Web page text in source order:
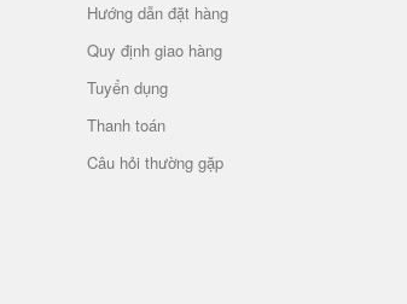
Hướng dẫn đặt hàng
Quy định giao hàng
Tuyển dụng
Thanh toán
Câu hỏi thường gặp